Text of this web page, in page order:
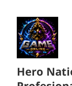
Hero